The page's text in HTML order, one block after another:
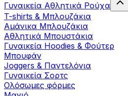
Γυναικεία Αθλητικά Ρούχα
T-shirts & Μπλουζάκια
Αμάνικα Μπλουζάκια
Aθλητικά Μπουστάκια
Γυναικεία Hoodies & Φούτερ
Μπουφάν
Joggers & Παντελόνια
Γυναικεία Σορτς
Ολόσωμες φόρμες